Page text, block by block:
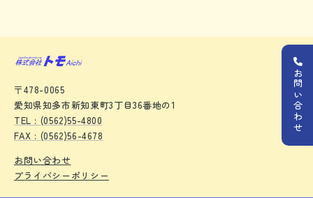
お問い合わせ
〒478-0065
愛知県知多市新知東町3丁目36番地の1
TEL : (0562)55-4800
FAX : (0562)56-4678
お問い合わせ
プライバシーポリシー